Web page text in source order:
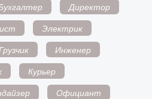
Директор
Электрик
Инженер
Курьер
Официант